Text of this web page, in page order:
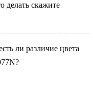
делать скажите
ли различие цвета